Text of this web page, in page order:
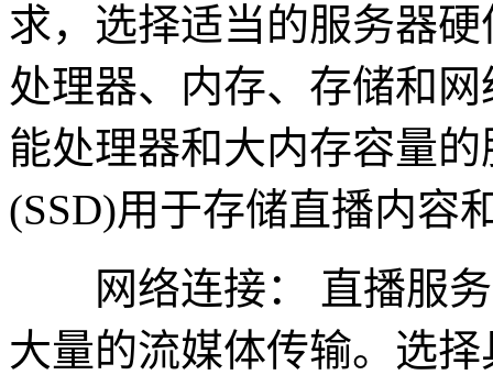
求，选择适当的服务器
处理器、内存、存储和
能处理器和大内存容量
(SSD)用于存储直播内容
网络连接： 直播服务
大量的流媒体传输。选